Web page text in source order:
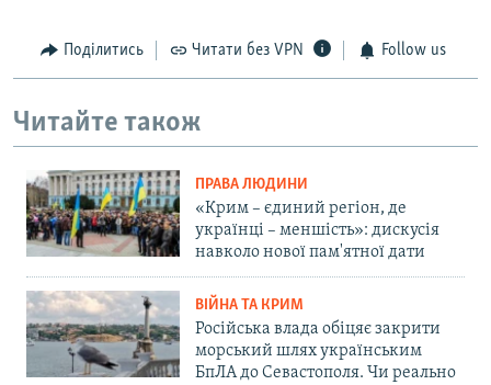
Поділитись Читати без VPN Follow us
Читайте також
ПРАВА ЛЮДИНИ
«Крим – єдиний регіон, де
українці – меншість»: дискусія
навколо нової пам'ятної дати
ВІЙНА ТА КРИМ
Російська влада обіцяє закрити
морський шлях українським
БпЛА до Севастополя. Чи реально